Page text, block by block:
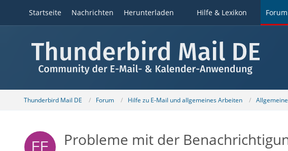
Startseite Nachrichten Herunterladen Hilfe & Lexikon Forum
Thunderbird Mail DE Forum Hilfe zu E-Mail und allgemeines Arbeiten
Probleme mit der